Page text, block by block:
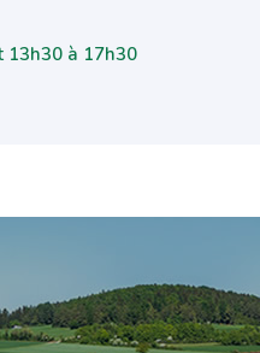
13h30 à 17h30